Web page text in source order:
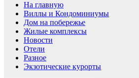
На главную
Виллы и Кондоминиумы
Дом на побережье
Жилые комплексы
Новости
Отели
Разное
Экзотические курорты